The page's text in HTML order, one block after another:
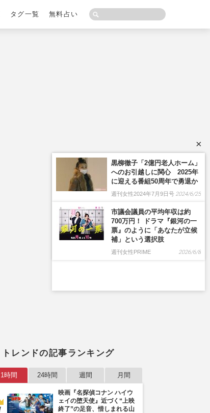
タグ一覧 無料占い
トレンドの記事ランキング
1時間 24時間 週間 月間
映画『名探偵コナン ハイウ
ェイの堕天使』近づく“上映
終了”の足音、惜しまれる山
×